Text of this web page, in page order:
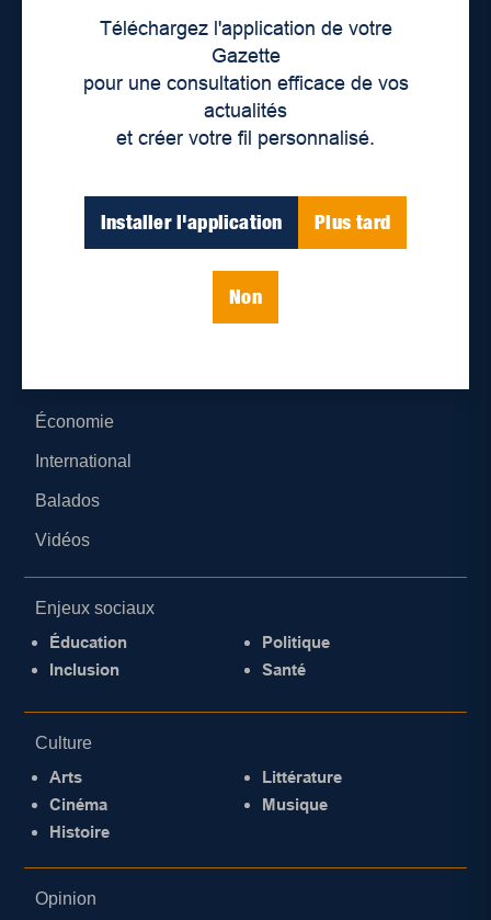
Téléchargez l'application de votre
Gazette
pour une consultation efficace de vos
actualités
et créer votre fil personnalisé.
Installer l'application Plus tard
Non
Lieux de distribution
Économie
International
Balados
Vidéos
Enjeux sociaux
Éducation
Inclusion
Politique
Santé
Culture
Arts
Cinéma
Histoire
Littérature
Musique
Opinion